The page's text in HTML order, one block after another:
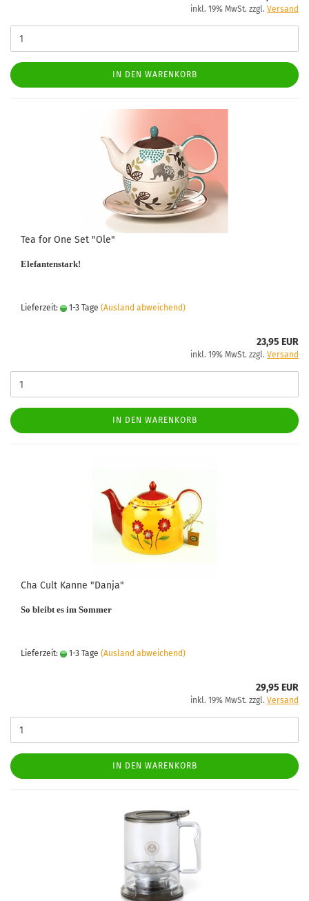
inkl. 19% MwSt. zzgl. Versand
IN DEN WARENKORB
Tea for One Set "Ole"
Elefantenstark!
Lieferzeit: 1-3 Tage (Ausland abweichend)
23,95 EUR
inkl. 19% MwSt. zzgl. Versand
IN DEN WARENKORB
Cha Cult Kanne "Danja"
So bleibt es im Sommer
Lieferzeit: 1-3 Tage (Ausland abweichend)
29,95 EUR
inkl. 19% MwSt. zzgl. Versand
IN DEN WARENKORB